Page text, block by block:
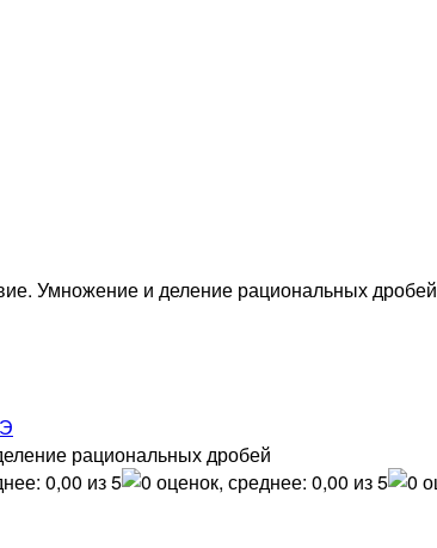
Умножение и деление рациональных дробей
рациональных дробей